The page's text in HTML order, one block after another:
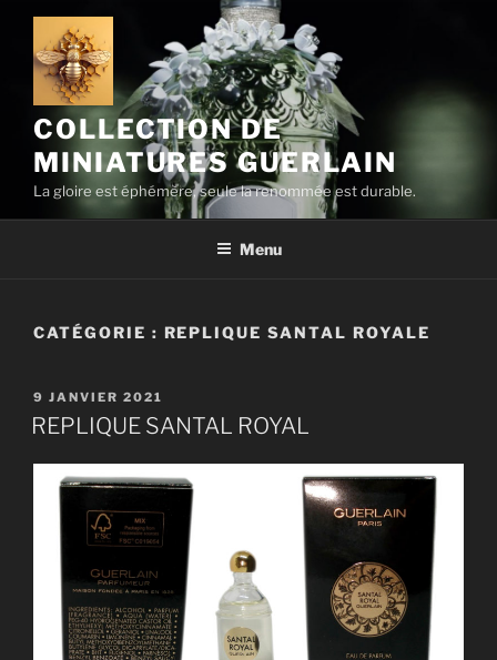
Aller
contenu
principal
COLLECTION DE
MINIATURES GUERLAIN
La gloire est éphémère, seule la renommée est durable.
Menu
CATÉGORIE : REPLIQUE SANTAL ROYALE
PUBLIÉ
LE
9 JANVIER 2021
REPLIQUE SANTAL ROYAL